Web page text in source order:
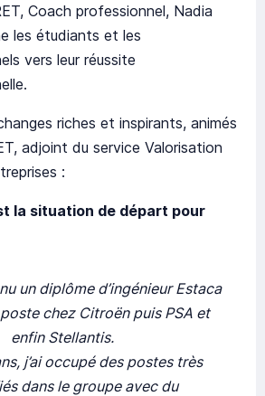
Coach professionnel, Nadia
les étudiants et les
vers leur réussite
riches et inspirants, animés
adjoint du service Valorisation
:
la situation de départ pour
un diplôme d’ingénieur Estaca
chez Citroën puis PSA et
enfin Stellantis.
j’ai occupé des postes très
dans le groupe avec du